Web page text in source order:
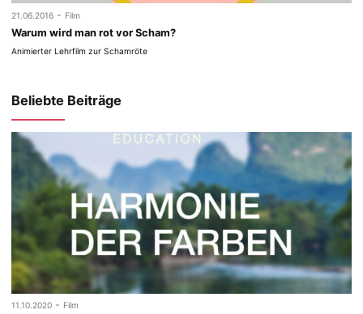
21.06.2016 - Film
Warum wird man rot vor Scham?
Animierter Lehrfilm zur Schamröte
Beliebte Beiträge
11.10.2020 - Film